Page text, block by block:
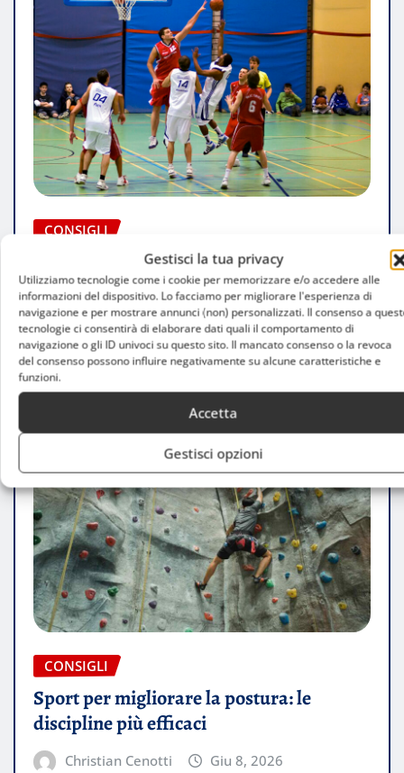
Gestisci la tua privacy
Utilizziamo tecnologie come i cookie per memorizzare e/o accedere alle
informazioni del dispositivo. Lo facciamo per migliorare l'esperienza di
navigazione e per mostrare annunci (non) personalizzati. Il consenso a
tecnologie ci consentirà di elaborare dati quali il comportamento di
navigazione o gli ID univoci su questo sito. Il mancato consenso o la revoca
del consenso possono influire negativamente su alcune caratteristiche e
funzioni.
Accetta
Gestisci opzioni
CONSIGLI
Sport Per Migliorare Resistenza E
Coordinazione
Christian Cenotti Giu 9, 2026
CONSIGLI
Sport per migliorare la postura: le
discipline più efficaci
Christian Cenotti Giu 8, 2026